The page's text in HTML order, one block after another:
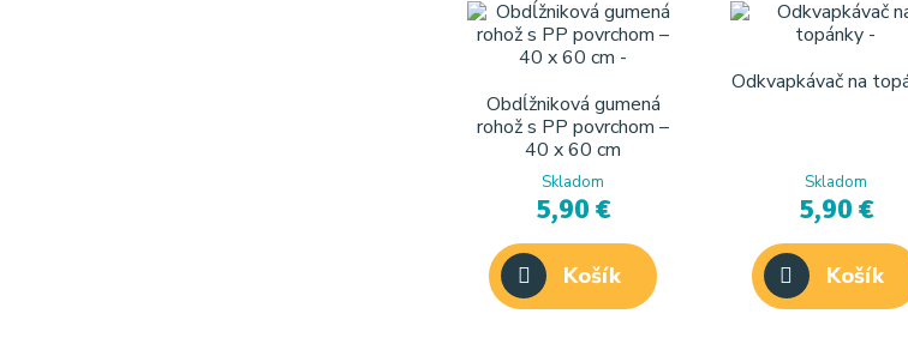
Obdĺžniková gumená
rohož s PP povrchom –
40 x 60 cm
Skladom
5,90 €
Košík
Odkvapkávač na
Skladom
5,90 €
Košík